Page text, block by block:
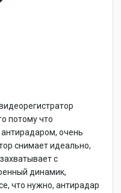
потому что
очень
снимает идеально,
с
динамик,
что нужно, антирадар